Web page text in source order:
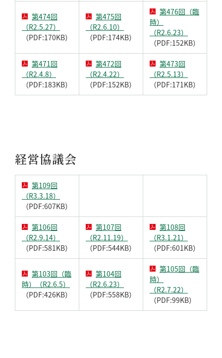
第474回
（R2.5.27）
（PDF:170KB）
第475回
（R2.6.10）
（PDF:174KB）
第476回（臨
時）
（R2.6.23）
（PDF:152KB）
第471回
（R2.4.8）
（PDF:183KB）
第472回
（R2.4.22）
（PDF:152KB）
第473回
（R2.5.13）
（PDF:171KB）
経営協議会
第109回
（R3.3.18）
（PDF:607KB）
第106回
（R2.9.14）
（PDF:581KB）
第107回
（R2.11.19）
（PDF:544KB）
第108回
（R3.1.21）
（PDF:601KB）
第103回（臨
時）（R2.6.5）
（PDF:426KB）
第104回
（R2.6.23）
（PDF:558KB）
第105回（臨
時）
（R2.7.22）
（PDF:99KB）